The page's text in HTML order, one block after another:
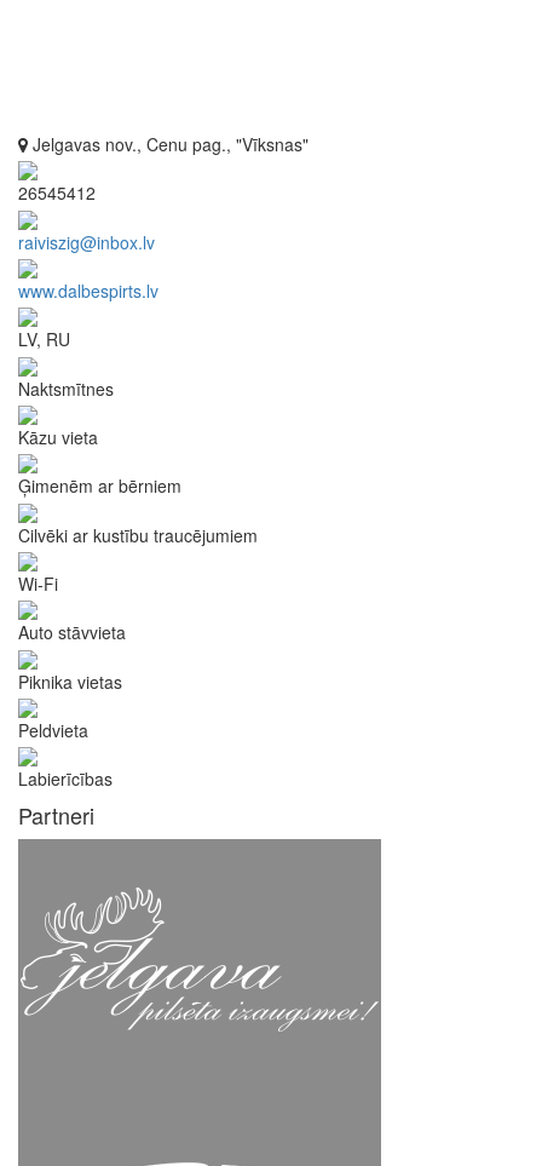
Jelgavas nov., Cenu pag., "Vīksnas"
26545412
raiviszig@inbox.lv
www.dalbespirts.lv
LV, RU
Naktsmītnes
Kāzu vieta
Ģimenēm ar bērniem
Cilvēki ar kustību traucējumiem
Wi-Fi
Auto stāvvieta
Piknika vietas
Peldvieta
Labierīcības
Partneri